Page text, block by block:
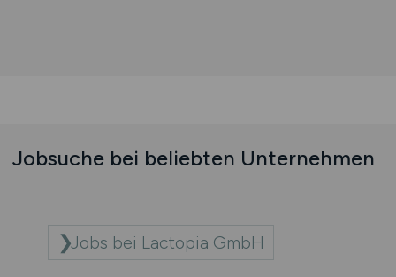
Jobsuche bei beliebten Unternehmen
Jobs bei Lactopia GmbH